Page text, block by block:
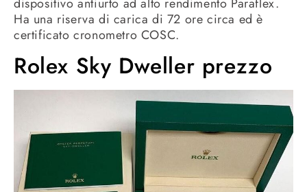
Ha una riserva di carica di 72 ore circa ed è
certificato cronometro COSC.
Rolex Sky Dweller prezzo